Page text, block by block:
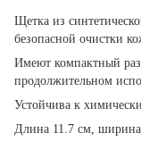
Щетка из
безопасной очистки
Имеют компактный
продолжительном
Устойчива к
Длина 11.7 см,